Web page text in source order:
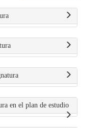
en el plan de estudio